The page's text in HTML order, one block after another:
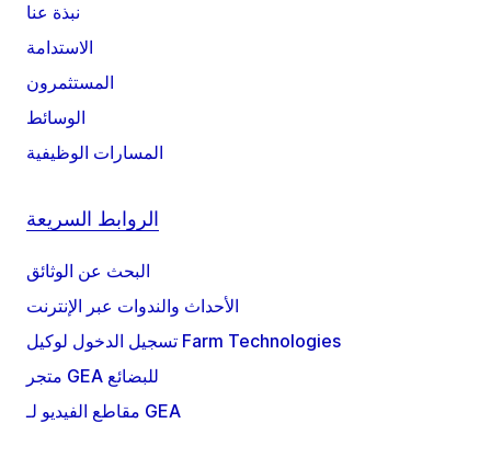
نبذة عنا
الاستدامة
المستثمرون
الوسائط
المسارات الوظيفية
الروابط السريعة
البحث عن الوثائق
الأحداث والندوات عبر الإنترنت
تسجيل الدخول لوكيل Farm Technologies
متجر GEA للبضائع
مقاطع الفيديو لـ GEA